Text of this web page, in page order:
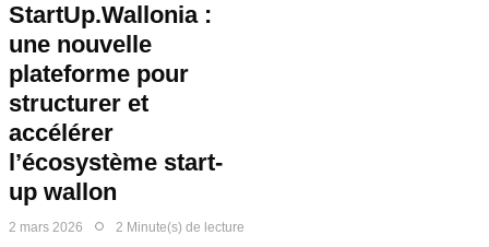
StartUp.Wallonia :
une nouvelle
plateforme pour
structurer et
accélérer
l’écosystème start-
up wallon
2 mars 2026 2 Minute(s) de lecture